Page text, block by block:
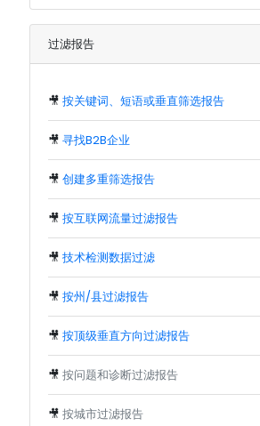
过滤报告
🎥 按关键词、短语或垂直筛选报告
🎥 寻找B2B企业
🎥 创建多重筛选报告
🎥 按互联网流量过滤报告
🎥 技术检测数据过滤
🎥 按州/县过滤报告
🎥 按顶级垂直方向过滤报告
🎥 按问题和诊断过滤报告
🎥 按城市过滤报告